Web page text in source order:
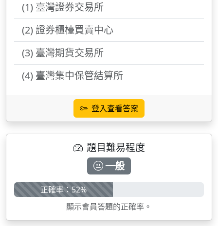
(1) 臺灣證券交易所
(2) 證券櫃檯買賣中心
(3) 臺灣期貨交易所
(4) 臺灣集中保管結算所
登入查看答案
題目難易程度
一般
正確率：52%
顯示會員答題的正確率。